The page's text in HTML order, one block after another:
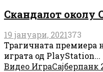
Скандалот околу
19 јануари, 2021373
Трагичната премиера
играта од PlayStation...
Видео ИграСајберпанк